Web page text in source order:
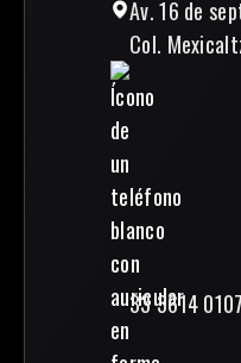
Av. 16 de
Col.
33 3614 0107